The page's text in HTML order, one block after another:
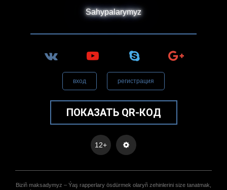
Sahypalarymyz
вход регистрация
ПОКАЗАТЬ QR-КОД
12+
Biziñ maksadymyz – Ýaş rapperlary ösdürmek olaryñ zehinlerini size tanatmak,